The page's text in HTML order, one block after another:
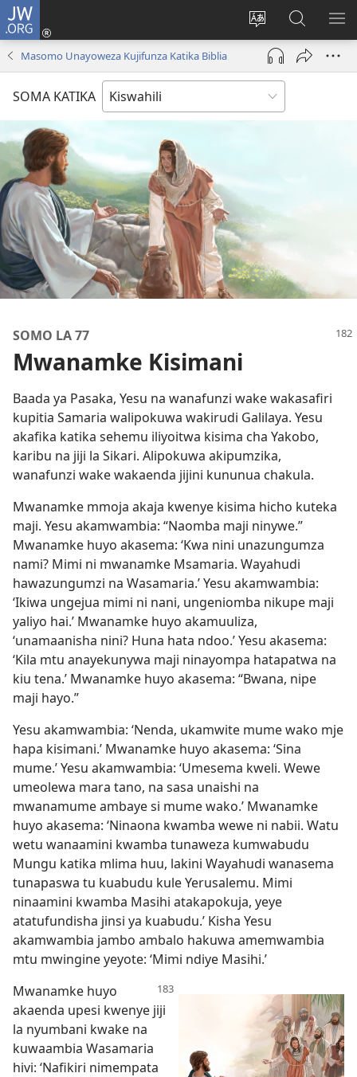
JW.ORG
Badili
lugha
ya
tovuti
Ingia
(opens
window)
Tafuta
Katika
JW.ORG
Masomo Unayoweza Kujifunza Katika Biblia
SOMA KATIKA
SOMO LA 77
Mwanamke Kisimani
Baada ya Pasaka, Yesu na wanafunzi wake wakasafiri
kupitia Samaria walipokuwa wakirudi Galilaya. Yesu
akafika katika sehemu iliyoitwa kisima cha Yakobo,
karibu na jiji la Sikari. Alipokuwa akipumzika,
wanafunzi wake wakaenda jijini kununua chakula.
Mwanamke mmoja akaja kwenye kisima hicho kuteka
maji. Yesu akamwambia: “Naomba maji ninywe.”
Mwanamke huyo akasema: ‘Kwa nini unazungumza
nami? Mimi ni mwanamke Msamaria. Wayahudi
hawazungumzi na Wasamaria.’ Yesu akamwambia:
‘Ikiwa ungejua mimi ni nani, ungeniomba nikupe maji
yaliyo hai.’ Mwanamke huyo akamuuliza,
‘unamaanisha nini? Huna hata ndoo.’ Yesu akasema:
‘Kila mtu anayekunywa maji ninayompa hatapatwa na
kiu tena.’ Mwanamke huyo akasema: “Bwana, nipe
maji hayo.”
Yesu akamwambia: ‘Nenda, ukamwite mume wako mje
hapa kisimani.’ Mwanamke huyo akasema: ‘Sina
mume.’ Yesu akamwambia: ‘Umesema kweli. Wewe
umeolewa mara tano, na sasa unaishi na
mwanamume ambaye si mume wako.’ Mwanamke
huyo akasema: ‘Ninaona kwamba wewe ni nabii. Watu
wetu wanaamini kwamba tunaweza kumwabudu
Mungu katika mlima huu, lakini Wayahudi wanasema
tunapaswa tu kuabudu kule Yerusalemu. Mimi
ninaamini kwamba Masihi atakapokuja, yeye
atatufundisha jinsi ya kuabudu.’ Kisha Yesu
akamwambia jambo ambalo hakuwa amemwambia
mtu mwingine yeyote: ‘Mimi ndiye Masihi.’
Mwanamke huyo
akaenda upesi kwenye jiji
la nyumbani kwake na
kuwaambia Wasamaria
hivi: ‘Nafikiri nimempata